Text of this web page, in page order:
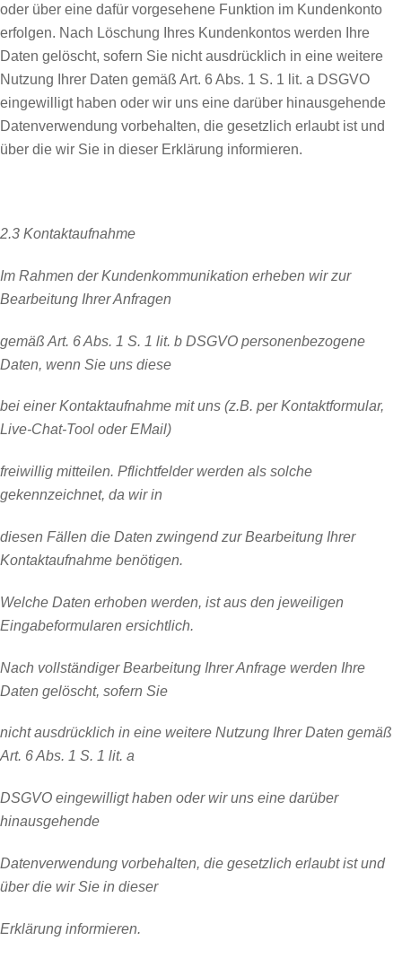
oder über eine dafür vorgesehene Funktion im Kundenkonto
erfolgen. Nach Löschung Ihres Kundenkontos werden Ihre
Daten gelöscht, sofern Sie nicht ausdrücklich in eine weitere
Nutzung Ihrer Daten gemäß Art. 6 Abs. 1 S. 1 lit. a DSGVO
eingewilligt haben oder wir uns eine darüber hinausgehende
Datenverwendung vorbehalten, die gesetzlich erlaubt ist und
über die wir Sie in dieser Erklärung informieren.
2.3 Kontaktaufnahme
Im Rahmen der Kundenkommunikation erheben wir zur
Bearbeitung Ihrer Anfragen
gemäß Art. 6 Abs. 1 S. 1 lit. b DSGVO personenbezogene
Daten, wenn Sie uns diese
bei einer Kontaktaufnahme mit uns (z.B. per Kontaktformular,
Live-Chat-Tool oder EMail)
freiwillig mitteilen. Pflichtfelder werden als solche
gekennzeichnet, da wir in
diesen Fällen die Daten zwingend zur Bearbeitung Ihrer
Kontaktaufnahme benötigen.
Welche Daten erhoben werden, ist aus den jeweiligen
Eingabeformularen ersichtlich.
Nach vollständiger Bearbeitung Ihrer Anfrage werden Ihre
Daten gelöscht, sofern Sie
nicht ausdrücklich in eine weitere Nutzung Ihrer Daten gemäß
Art. 6 Abs. 1 S. 1 lit. a
DSGVO eingewilligt haben oder wir uns eine darüber
hinausgehende
Datenverwendung vorbehalten, die gesetzlich erlaubt ist und
über die wir Sie in dieser
Erklärung informieren.